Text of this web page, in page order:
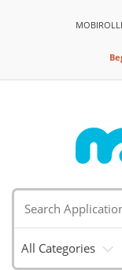
All Categories